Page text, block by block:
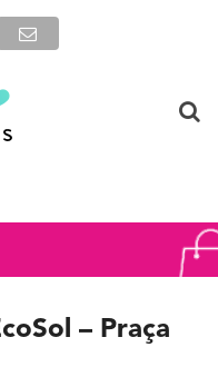
– Praça